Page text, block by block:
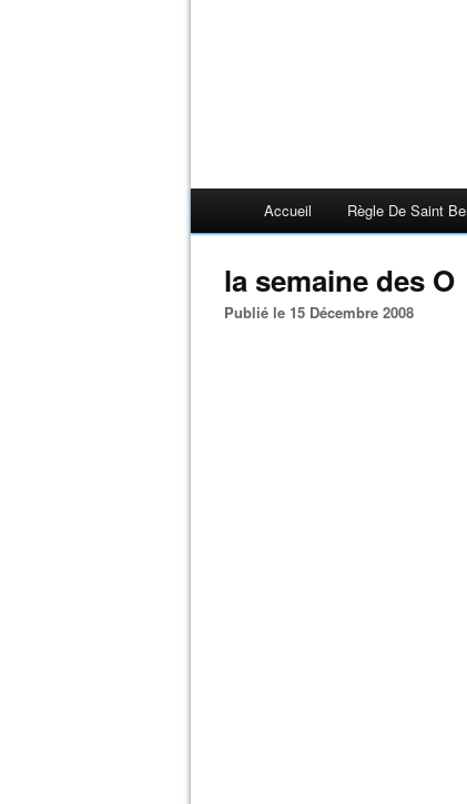
Accueil Règle De Saint
la semaine des O
Publié le 15 Décembre 2008